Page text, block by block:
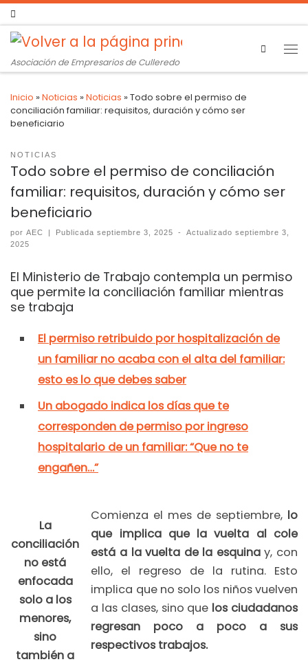
Asociación de Empresarios de Culleredo
Search
Inicio »Noticias »Noticias »Todo sobre el permiso de
conciliación familiar: requisitos, duración y cómo ser
beneficiario
NOTICIAS
Todo sobre el permiso de conciliación
familiar: requisitos, duración y cómo ser
beneficiario
por AEC Publicadaseptiembre 3, 2025 - Actualizadoseptiembre 3,
2025
El Ministerio de Trabajo contempla un permiso
que permite la conciliación familiar mientras
se trabaja
El permiso retribuido por hospitalización de
un familiar no acaba con el alta del familiar:
esto es lo que debes saber
Un abogado indica los días que te
corresponden de permiso por ingreso
hospitalario de un familiar: “Que no te
engañen…”
La
conciliación
no está
enfocada
solo a los
menores,
sino
también a
Comienza el mes de septiembre, lo
que implica que la vuelta al cole
está a la vuelta de la esquinay, con
ello, el regreso de la rutina. Esto
implica que no solo los niños vuelven
a las clases, sino que los ciudadanos
regresan poco a poco a sus
respectivos trabajos.